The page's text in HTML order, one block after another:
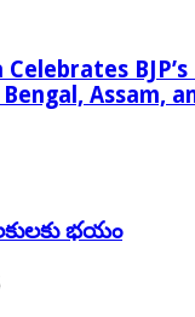
Assam,
భయం